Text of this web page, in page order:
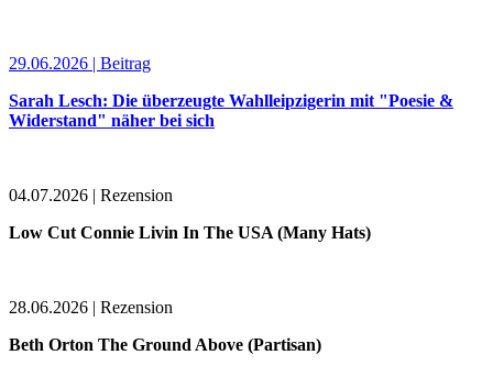
29.06.2026 | Beitrag
Sarah Lesch: Die überzeugte Wahlleipzigerin mit "Poesie &
Widerstand" näher bei sich
04.07.2026 | Rezension
Low Cut Connie Livin In The USA (Many Hats)
28.06.2026 | Rezension
Beth Orton The Ground Above (Partisan)